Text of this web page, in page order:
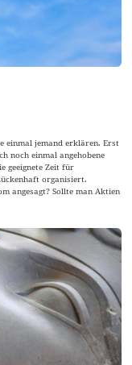
einmal jemand erklären. Erst
noch einmal angehobene
geeignete Zeit für
organisiert.
angesagt? Sollte man Aktien